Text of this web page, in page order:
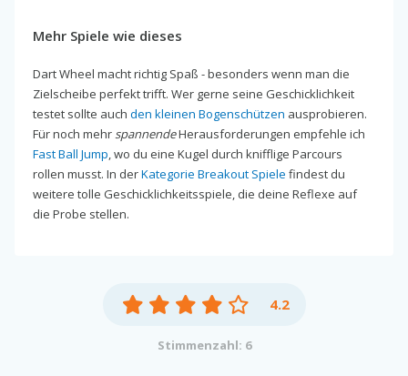
Mehr Spiele wie dieses
Dart Wheel macht richtig Spaß - besonders wenn man die
Zielscheibe perfekt trifft. Wer gerne seine Geschicklichkeit
testet sollte auch den kleinen Bogenschützen ausprobieren.
Für noch mehrspannendeHerausforderungen empfehle ich
Fast Ball Jump, wo du eine Kugel durch knifflige Parcours
rollen musst. In derKategorie Breakout Spiele findest du
weitere tolle Geschicklichkeitsspiele, die deine Reflexe auf
die Probe stellen.
4.2
Stimmenzahl: 6